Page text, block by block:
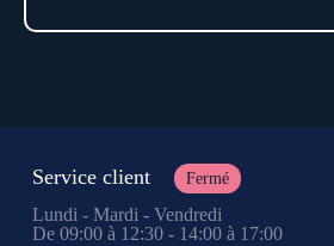
Service client Fermé
Lundi - Mardi - Vendredi
De 09:00 à 12:30 - 14:00 à 17:00